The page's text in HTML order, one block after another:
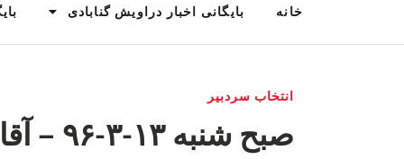
خانه بایگانی اخبار دراویش گنابادی
انتخاب سردبیر
صبح شنبه ۱۳-٣-٩۶ – آقایان